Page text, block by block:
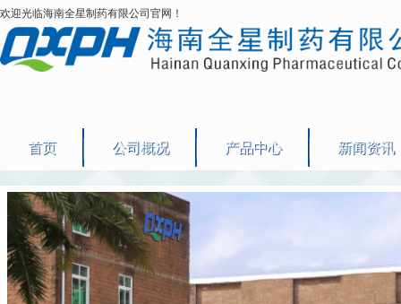
欢迎光临海南全星制药有限公司官网！
首页 公司概况 产品中心 新闻资讯